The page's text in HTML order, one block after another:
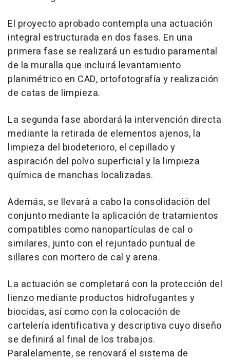
El proyecto aprobado contempla una actuación
integral estructurada en dos fases. En una
primera fase se realizará un estudio paramental
de la muralla que incluirá levantamiento
planimétrico en CAD, ortofotografía y realización
de catas de limpieza.
La segunda fase abordará la intervención directa
mediante la retirada de elementos ajenos, la
limpieza del biodeterioro, el cepillado y
aspiración del polvo superficial y la limpieza
química de manchas localizadas.
Además, se llevará a cabo la consolidación del
conjunto mediante la aplicación de tratamientos
compatibles como nanopartículas de cal o
similares, junto con el rejuntado puntual de
sillares con mortero de cal y arena.
La actuación se completará con la protección del
lienzo mediante productos hidrofugantes y
biocidas, así como con la colocación de
cartelería identificativa y descriptiva cuyo diseño
se definirá al final de los trabajos.
Paralelamente, se renovará el sistema de